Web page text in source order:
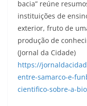
bacia” reúne
instituições de
exterior, fruto de
produção de
(Jornal da Cidade)
https://
entre-samarco-e-
cientifico-sobre-a-